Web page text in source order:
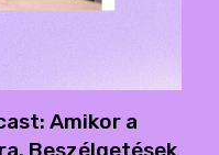
Amikor a